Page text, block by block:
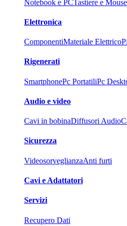
Notebook e PCTastiere e Mouse
Elettronica
ComponentiMateriale Elettrico
Rigenerati
SmartphonePc PortatiliPc
Audio e video
Cavi in bobinaDiffusori Audio
Sicurezza
VideosorveglianzaAnti furti
Cavi e Adattatori
Servizi
Recupero Dati